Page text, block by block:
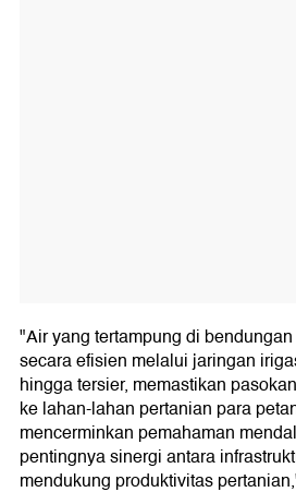
"Air yang tertampung di
secara efisien melalui jaringan
hingga tersier, memastikan
ke lahan-lahan pertanian para
mencerminkan pemahaman
pentingnya sinergi antara
mendukung produktivitas